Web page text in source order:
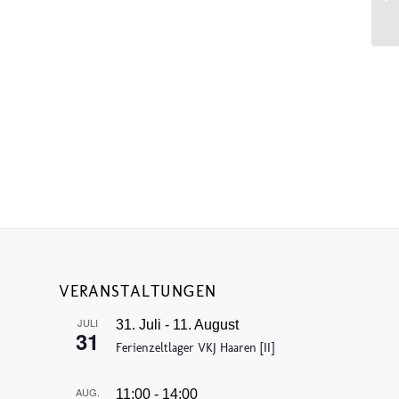
VERANSTALTUNGEN
JULI
31
31. Juli - 11. August
Ferienzeltlager VKJ Haaren [II]
AUG. 11:00 - 14:00